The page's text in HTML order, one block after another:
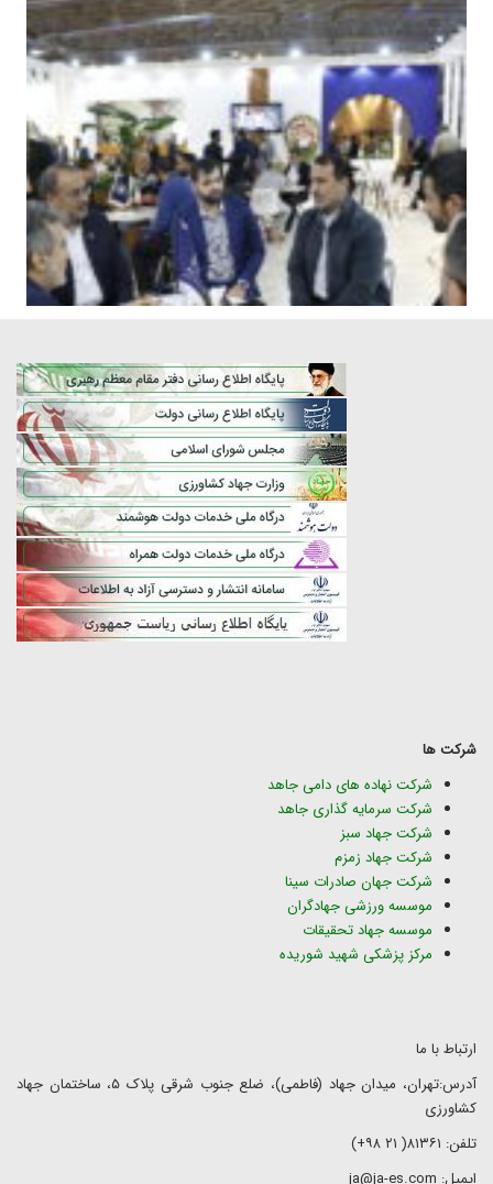
شرکت ها
شرکت نهاده های دامی جاهد
شرکت سرمایه گذاری جاهد
شرکت جهاد سبز
شرکت جهاد زمزم
شرکت جهان صادرات سینا
موسسه ورزشی جهادگران
موسسه جهاد تحقیقات
مرکز پزشکی شهید شوریده
ارتباط با ما
آدرس:تهران، میدان جهاد (فاطمی)، ضلع جنوب شرقی پلاک ۵، ساختمان جهاد
کشاورزی
تلفن: ۸۱۳۶۱( ۲۱ ۹۸+)
ایمیل: ja@ja-es.com